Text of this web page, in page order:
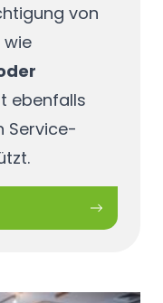
von
wie
ebenfalls
Service-